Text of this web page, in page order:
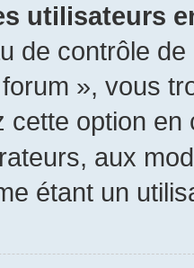
utilisateurs
de contrôle
», vous
cette option
aux
étant un